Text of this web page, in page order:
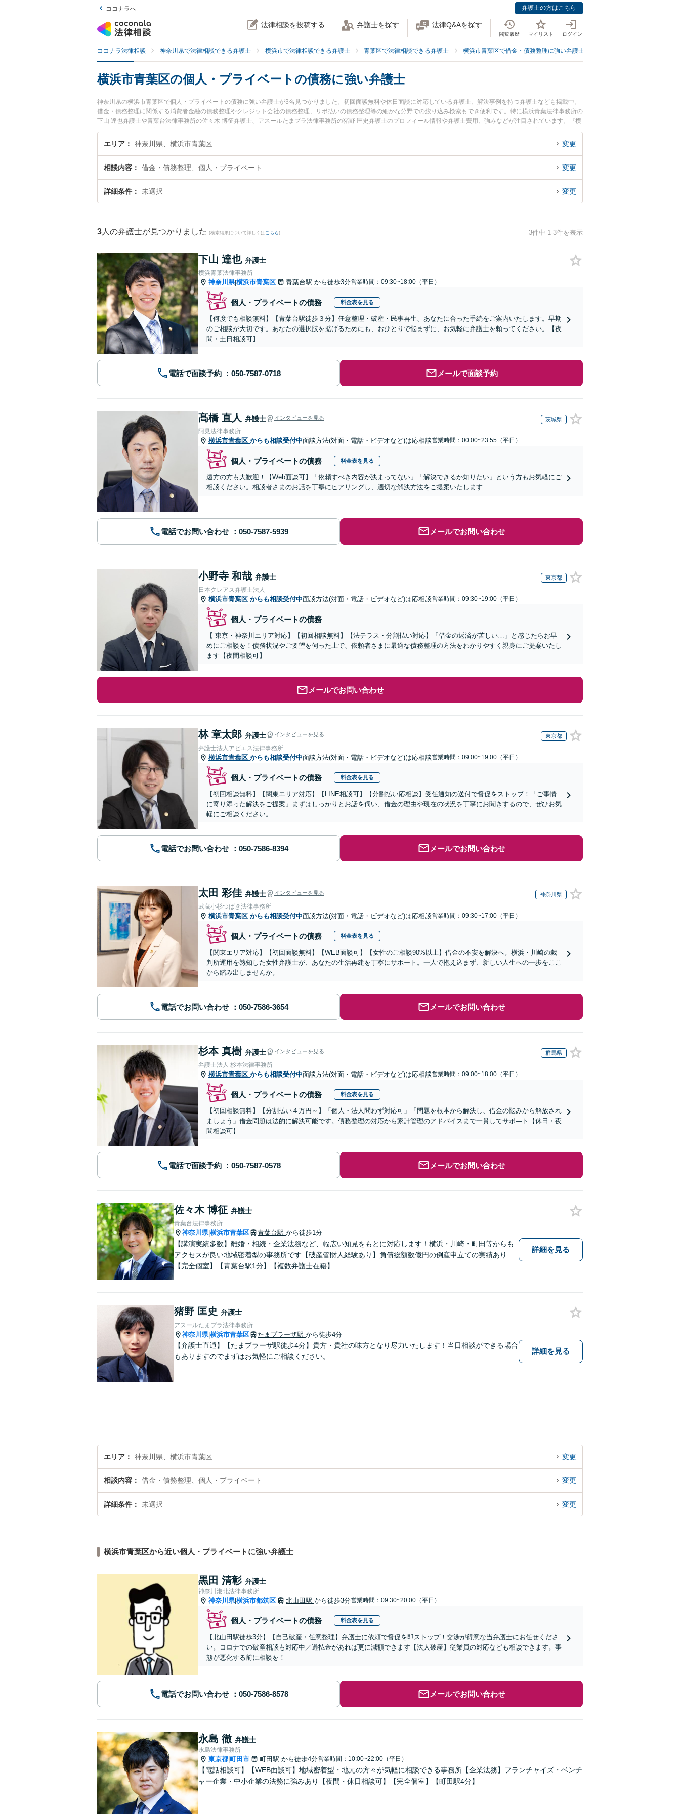
ココナラへ 弁護士の方はこちら
法律相談を投稿する 弁護士を探す 法律Q&Aを探す
閲覧履歴 マイリスト ログイン
ココナラ法律相談 神奈川県で法律相談できる弁護士 横浜市で法律相談できる弁護士 青葉区で法律相談できる弁護士 横浜市青葉区で借金・債務整理に強い弁護士
横浜市青葉区の個人・プライベートの債務に強い弁護士
神奈川県の横浜市青葉区で個人・プライベートの債務に強い弁護士が3名見つかりました。初回面談無料や休日面談に対応している弁護士、解決事例を持つ弁護士なども掲載中。
借金・債務整理に関係する消費者金融の債務整理やクレジット会社の債務整理、リボ払いの債務整理等の細かな分野での絞り込み検索もでき便利です。特に横浜青葉法律事務所の
下山 達也弁護士や青葉台法律事務所の佐々木 博征弁護士、アスールたまプラ法律事務所の猪野 匡史弁護士のプロフィール情報や弁護士費用、強みなどが注目されています。『横
浜市青葉区で土日や夜間に発生した個人・プライベートの債務のトラブルを今すぐに弁護士に相談したい』『個人・プライベートの債務のトラブル解決の実績豊富な近くの弁護士
を検索したい』『初回相談無料で個人・プライベートの債務を法律相談できる横浜市青葉区内の弁護士に相談予約したい』などでお困りの相談者さんにおすすめです。
エリア 神奈川県、横浜市青葉区 変更
相談内容 借金・債務整理、個人・プライベート 変更
詳細条件 未選択 変更
3 人の弁護士が見つかりました (検索結果について詳しくは こちら) 3件中 1-3件を表示
下山 達也 弁護士
横浜青葉法律事務所
神奈川県|横浜市青葉区 青葉台駅 から徒歩3分営業時間：09:30~18:00（平日）
個人・プライベートの債務 料金表を見る
【何度でも相談無料】【青葉台駅徒歩３分】任意整理・破産・民事再生、あなたに合った手続をご案内いたします。早期
のご相談が大切です。あなたの選択肢を拡げるためにも、おひとりで悩まずに、お気軽に弁護士を頼ってください。【夜
間・土日相談可】
電話で面談予約 メールで面談予約
髙橋 直人 弁護士 インタビューを見る 茨城県
阿見法律事務所
横浜市青葉区 からも相談受付中面談方法(対面・電話・ビデオなど)は応相談営業時間：00:00~23:55（平日）
個人・プライベートの債務 料金表を見る
遠方の方も大歓迎！【Web面談可】「依頼すべき内容が決まってない」「解決できるか知りたい」という方もお気軽にご
相談ください。相談者さまのお話を丁寧にヒアリングし、適切な解決方法をご提案いたします
電話でお問い合わせ メールでお問い合わせ
小野寺 和哉 弁護士 東京都
日本クレアス弁護士法人
横浜市青葉区 からも相談受付中面談方法(対面・電話・ビデオなど)は応相談営業時間：09:30~19:00（平日）
個人・プライベートの債務
【 東京・神奈川エリア対応】【初回相談無料】【法テラス・分割払い対応】「借金の返済が苦しい…」と感じたらお早
めにご相談を！債務状況やご要望を伺った上で、依頼者さまに最適な債務整理の方法をわかりやすく親身にご提案いたし
ます【夜間相談可】
メールでお問い合わせ
林 章太郎 弁護士 インタビューを見る 東京都
弁護士法人アビエス法律事務所
横浜市青葉区 からも相談受付中面談方法(対面・電話・ビデオなど)は応相談営業時間：09:00~19:00（平日）
個人・プライベートの債務 料金表を見る
【初回相談無料】【関東エリア対応】【LINE相談可】【分割払い応相談】受任通知の送付で督促をストップ！「ご事情
に寄り添った解決をご提案」まずはしっかりとお話を伺い、借金の理由や現在の状況を丁寧にお聞きするので、ぜひお気
軽にご相談ください。
電話でお問い合わせ メールでお問い合わせ
太田 彩佳 弁護士 インタビューを見る 神奈川県
武蔵小杉つばき法律事務所
横浜市青葉区 からも相談受付中面談方法(対面・電話・ビデオなど)は応相談営業時間：09:30~17:00（平日）
個人・プライベートの債務 料金表を見る
【関東エリア対応】【初回面談無料】【WEB面談可】【女性のご相談90%以上】借金の不安を解決へ。横浜・川崎の裁
判所運用を熟知した女性弁護士が、あなたの生活再建を丁寧にサポート。一人で抱え込まず、新しい人生への一歩をここ
から踏み出しませんか。
電話でお問い合わせ メールでお問い合わせ
杉本 真樹 弁護士 インタビューを見る 群馬県
弁護士法人 杉本法律事務所
横浜市青葉区 からも相談受付中面談方法(対面・電話・ビデオなど)は応相談営業時間：09:00~18:00（平日）
個人・プライベートの債務 料金表を見る
【初回相談無料】【分割払い４万円～】「個人・法人問わず対応可」「問題を根本から解決し、借金の悩みから解放され
ましょう」借金問題は法的に解決可能です。債務整理の対応から家計管理のアドバイスまで一貫してサポ―ト【休日・夜
間相談可】
電話で面談予約 メールでお問い合わせ
佐々木 博征 弁護士
青葉台法律事務所
神奈川県|横浜市青葉区 青葉台駅 から徒歩1分
【講演実績多数】離婚・相続・企業法務など、幅広い知見をもとに対応します！横浜・川崎・町田等からも
アクセスが良い地域密着型の事務所です【破産管財人経験あり】負債総額数億円の倒産申立ての実績あり
【完全個室】【青葉台駅1分】【複数弁護士在籍】
詳細を見る
猪野 匡史 弁護士
アスールたまプラ法律事務所
神奈川県|横浜市青葉区 たまプラーザ駅 から徒歩4分
【弁護士直通】【たまプラーザ駅徒歩4分】貴方・貴社の味方となり尽力いたします！当日相談ができる場合
もありますのでまずはお気軽にご相談ください。
詳細を見る
エリア 神奈川県、横浜市青葉区 変更
相談内容 借金・債務整理、個人・プライベート 変更
詳細条件 未選択 変更
横浜市青葉区から近い個人・プライベートに強い弁護士
黒田 清彰 弁護士
神奈川港北法律事務所
神奈川県|横浜市都筑区 北山田駅 から徒歩3分営業時間：09:30~20:00（平日）
個人・プライベートの債務 料金表を見る
【北山田駅徒歩3分】【自己破産・任意整理】弁護士に依頼で督促を即ストップ！交渉が得意な当弁護士にお任せくださ
い。コロナでの破産相談も対応中／過払金があれば更に減額できます【法人破産】従業員の対応なども相談できます。事
態が悪化する前に相談を！
電話でお問い合わせ メールでお問い合わせ
永島 徹 弁護士
永島法律事務所
東京都 町田市 町田駅 から徒歩4分営業時間：10:00~22:00（平日）
【電話相談可】【WEB面談可】地域密着型・地元の方々が気軽に相談できる事務所【企業法務】フランチャイズ・ベンチ
ャー企業・中小企業の法務に強みあり【夜間・休日相談可】【完全個室】【町田駅4分】